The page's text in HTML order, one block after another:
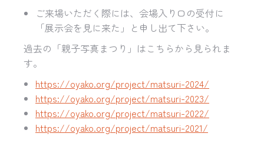
ご来場いただく際には、会場入り口の受付に
「展示会を見に来た」と申し出て下さい。
過去の「親子写真まつり」はこちらから見られま
す。
https://oyako.org/project/matsuri-2024/
https://oyako.org/project/matsuri-2023/
https://oyako.org/project/matsuri-2022/
https://oyako.org/project/matsuri-2021/